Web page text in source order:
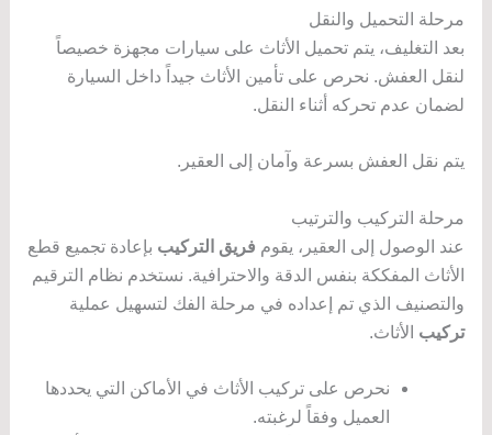
مرحلة التحميل والنقل
بعد التغليف، يتم تحميل الأثاث على سيارات مجهزة خصيصاً
لنقل العفش. نحرص على تأمين الأثاث جيداً داخل السيارة
لضمان عدم تحركه أثناء النقل.
يتم نقل العفش بسرعة وآمان إلى العقير.
مرحلة التركيب والترتيب
عند الوصول إلى العقير، يقوم فريق التركيب بإعادة تجميع قطع
الأثاث المفككة بنفس الدقة والاحترافية. نستخدم نظام الترقيم
والتصنيف الذي تم إعداده في مرحلة الفك لتسهيل عملية
تركيب الأثاث.
نحرص على تركيب الأثاث في الأماكن التي يحددها
العميل وفقاً لرغبته.